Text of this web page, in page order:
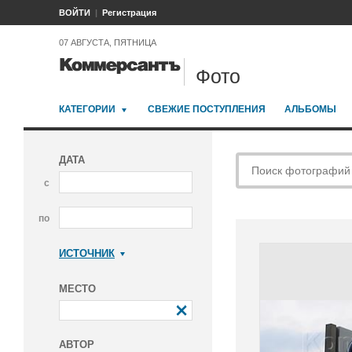
ВОЙТИ Регистрация
07 АВГУСТА, ПЯТНИЦА
Фото
КАТЕГОРИИ СВЕЖИЕ ПОСТУПЛЕНИЯ АЛЬБОМЫ
ДАТА
с
по
ИСТОЧНИК
МЕСТО
АВТОР